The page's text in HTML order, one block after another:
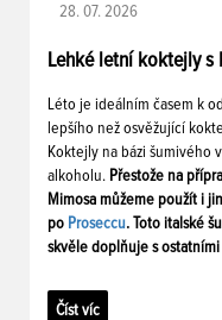
28. 07. 2026
Lehké letní koktejly s
Léto je ideálním časem k
lepšího než osvěžující
Koktejly na bázi šumivého
alkoholu. Přestože na
Mimosa můžeme použít i
po Proseccu. Toto italské
skvěle doplňuje s
Číst víc